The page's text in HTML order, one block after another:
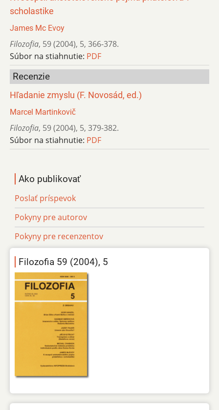
scholastike
James Mc Evoy
Filozofia, 59 (2004), 5, 366-378.
Súbor na stiahnutie: PDF
Recenzie
Hľadanie zmyslu (F. Novosád, ed.)
Marcel Martinkovič
Filozofia, 59 (2004), 5, 379-382.
Súbor na stiahnutie: PDF
Ako publikovať
Poslať príspevok
Pokyny pre autorov
Pokyny pre recenzentov
Filozofia 59 (2004), 5